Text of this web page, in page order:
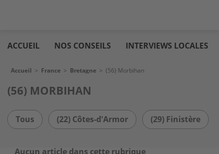
au
contenu
immo
ACCUEIL NOS CONSEILS INTERVIEWS LOCALES
Fil d'Ariane
Accueil > France > Bretagne > (56) Morbihan
(56) MORBIHAN
Tous (22) Côtes-d'Armor (29) Finistère
Aucun article dans cette rubrique